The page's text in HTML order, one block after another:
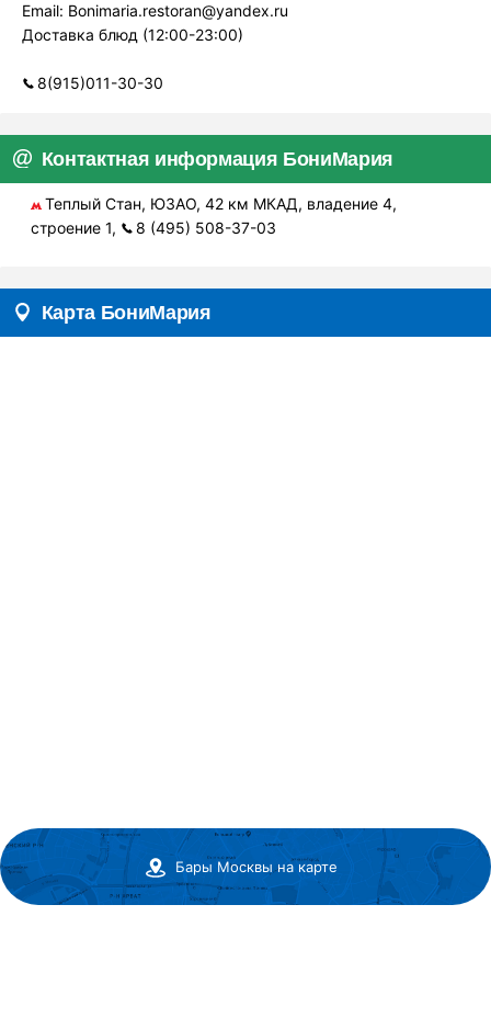
Email: Bonimaria.restoran@yandex.ru
Доставка блюд (12:00-23:00)
8(915)011-30-30
Контактная информация БониМария
Теплый Стан, ЮЗАО, 42 км МКАД, владение 4,
строение 1,
8 (495) 508-37-03
Карта БониМария
Бары Москвы на карте